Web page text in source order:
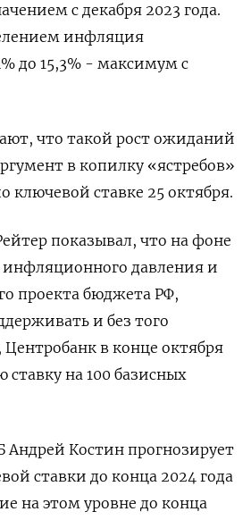
с декабря 2023 года.
инфляция
до 15,3% - максимум с
что такой рост ожиданий
в копилку «ястребов»
ключевой ставке 25 октября.
показывал, что на фоне
инфляционного давления и
проекта бюджета РФ,
и без того
Центробанк в конце октября
на 100 базисных
Андрей Костин прогнозирует
ставки до конца 2024 года
на этом уровне до конца